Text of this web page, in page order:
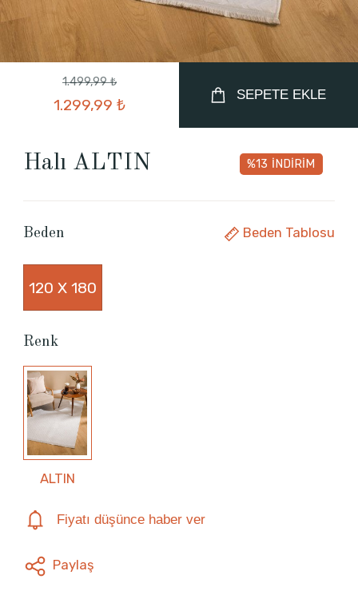
1.499,99 ₺
1.299,99 ₺
SEPETE EKLE
Halı ALTIN %13 İNDİRİM
Beden Beden Tablosu
120 X 180
Renk
ALTIN
Fiyatı düşünce haber ver
Paylaş